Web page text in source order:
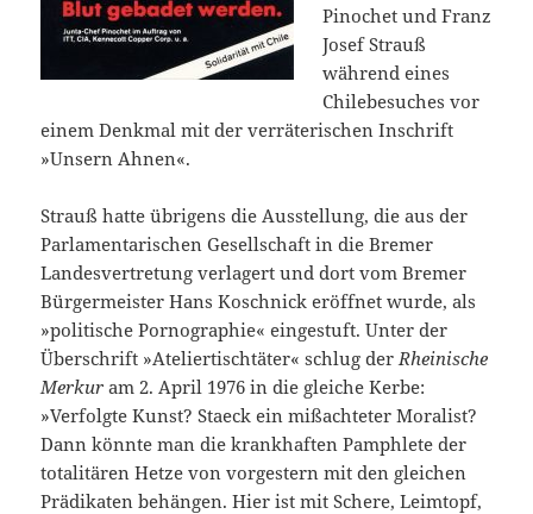
Pinochet und Franz
Josef Strauß
während eines
Chilebesuches vor
einem Denkmal mit der verräterischen Inschrift
»Unsern Ahnen«.
Strauß hatte übrigens die Ausstellung, die aus der
Parlamentarischen Gesellschaft in die Bremer
Landesvertretung verlagert und dort vom Bremer
Bürgermeister Hans Koschnick eröffnet wurde, als
»politische Pornographie« eingestuft. Unter der
Überschrift »Ateliertischtäter« schlug der Rheinische
Merkur am 2. April 1976 in die gleiche Kerbe:
»Verfolgte Kunst? Staeck ein mißachteter Moralist?
Dann könnte man die krankhaften Pamphlete der
totalitären Hetze von vorgestern mit den gleichen
Prädikaten behängen. Hier ist mit Schere, Leimtopf,